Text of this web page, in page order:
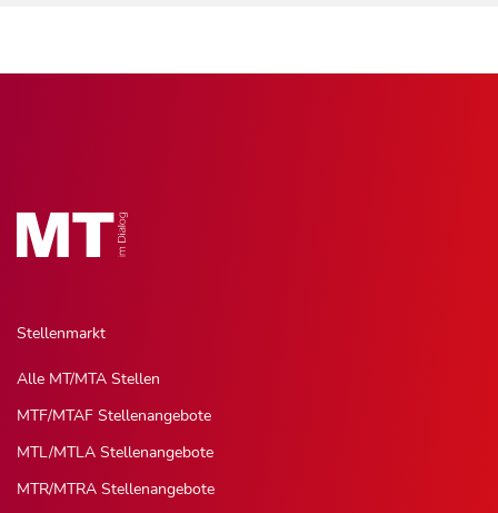
Stellenmarkt
Alle MT/MTA Stellen
MTF/MTAF Stellenangebote
MTL/MTLA Stellenangebote
MTR/MTRA Stellenangebote